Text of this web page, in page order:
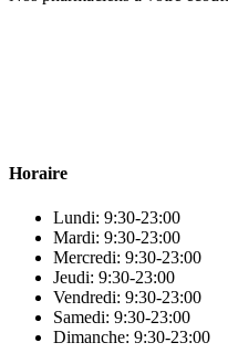
Horaire
Lundi: 9:30-23:00
Mardi: 9:30-23:00
Mercredi: 9:30-23:00
Jeudi: 9:30-23:00
Vendredi: 9:30-23:00
Samedi: 9:30-23:00
Dimanche: 9:30-23:00